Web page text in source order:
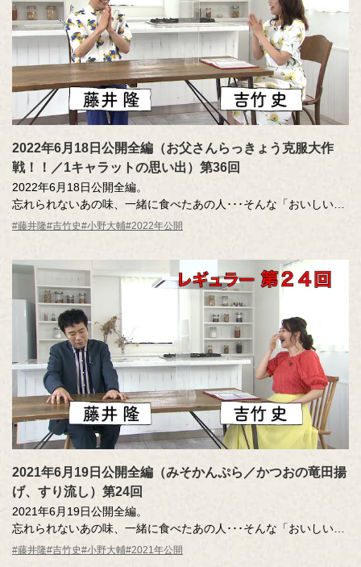
2022年6月18日公開全編（お父さんらっきょう克服大作
戦！！／1キャラットの思い出）第36回
2022年6月18日公開全編。
忘れられないあの味、一緒に食べたあの人･･･そんな「おいしい記
憶」のエッセーを読んだ調査員が、記憶さん（エッセー作者）と
MC ：藤井隆 進行：吉竹史
ナレーター：小野大輔（声優）
#藤井隆#吉竹史#小野大輔#2022年公開
2021年6月19日公開全編（みそかんぷら／かつおの竜田揚
げ、すり流し）第24回
2021年6月19日公開全編。
忘れられないあの味、一緒に食べたあの人･･･そんな「おいしい記
憶」のエッセーを読んだ調査員が、記憶さん（エッセー作者）と
#藤井隆#吉竹史#小野大輔#2021年公開